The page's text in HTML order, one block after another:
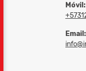
Móvil:
Email: